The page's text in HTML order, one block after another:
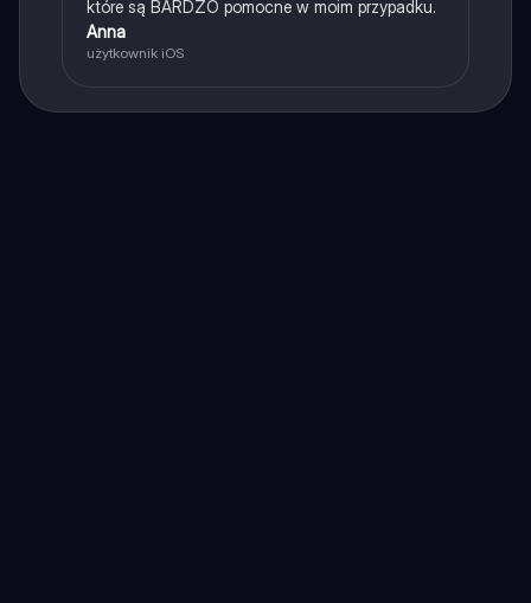
które są BARDZO pomocne w moim przypadku.
Anna
użytkownik iOS